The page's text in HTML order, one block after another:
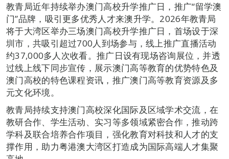
教青局近年持续举办澳门高校升学推广日，推广“留学澳
门”品牌，吸引更多优秀人才来澳升学。2026年教青局
将于大湾区举办三场澳门高校升学推广日，首场设于深
圳市，共吸引超过700人到场参与，线上推广直播活动
约37,000多人次收看。推广日设有现场咨询展位，并透
过线上线下同步宣传，展示澳门高等教育的优势特色及
澳门高校的特色课程资讯，推广澳门高等教育资源及多
元文化环境。
教青局持续支持澳门高校深化国际及区域学术交流，在
教研合作、学生活动、实习等多领域紧密合作，推动跨
学科及联合培养合作项目，强化教育对科技和人才的支
撑作用，助力粤港澳大湾区打造成为国际高端人才集聚